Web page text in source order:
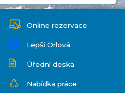
Online rezervace
Lepší Orlová
Úřední deska
Nabídka práce